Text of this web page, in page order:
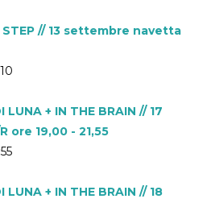
STEP // 13 settembre navetta
+ IN THE BRAIN // 17
ore 19,00 - 21,55
LUNA + IN THE BRAIN // 18